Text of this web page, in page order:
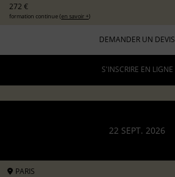
272 €
formation continue (en savoir +)
DEMANDER UN DEVIS
S'INSCRIRE EN LIGNE
22 SEPT. 2026
PARIS